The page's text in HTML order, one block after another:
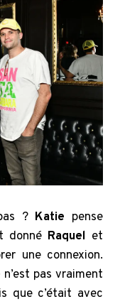
? Katie pense
donné Raquel et
une connexion.
n’est pas vraiment
que c’était avec